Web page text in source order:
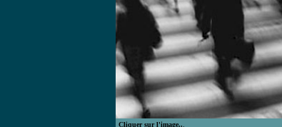
Cliquer sur l'image..